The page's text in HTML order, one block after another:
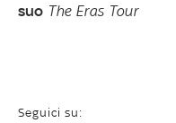
suo The Eras Tour
Seguici su: